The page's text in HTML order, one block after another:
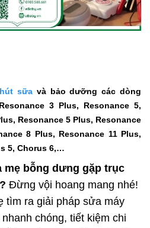
sữa và bảo dưỡng các dòng
3 Plus, Resonance 5,
Resonance 5 Plus, Resonance
8 Plus, Resonance 11 Plus,
5, Chorus 6,…
mẹ bỗng dưng gặp trục
Đừng vội hoang mang nhé!
tìm ra giải pháp sửa máy
chóng, tiết kiệm chi